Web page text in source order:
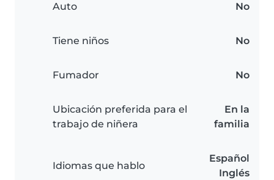
Auto No
Tiene niños No
Fumador No
Ubicación preferida para el
trabajo de niñera
En la
familia
Idiomas que hablo
Español
Inglés